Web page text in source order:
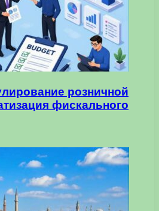
розничной
фискального